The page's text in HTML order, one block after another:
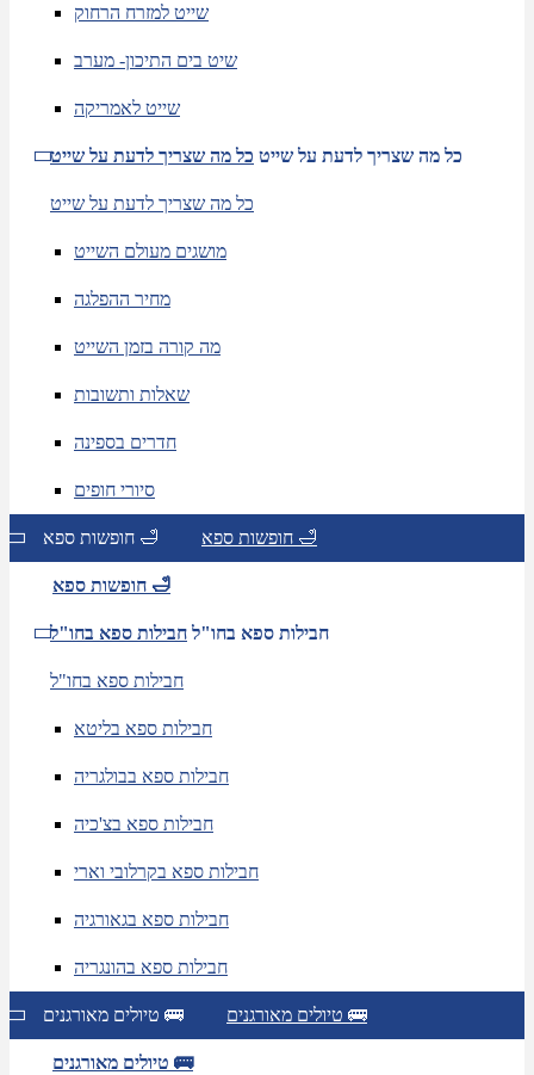
שייט למזרח הרחוק
שיט בים התיכון- מערב
שייט לאמריקה
כל מה שצריך לדעת על שייט כל מה שצריך לדעת על שייט
כל מה שצריך לדעת על שייט
מושגים מעולם השייט
מחיר ההפלגה
מה קורה בזמן השייט
שאלות ותשובות
חדרים בספינה
סיורי חופים
חופשות ספא 🛁 חופשות ספא 🛁
חופשות ספא 🛁
חבילות ספא בחו"ל חבילות ספא בחו"ל
חבילות ספא בחו"ל
חבילות ספא בליטא
חבילות ספא בבולגריה
חבילות ספא בצ'כיה
חבילות ספא בקרלובי וארי
חבילות ספא בגאורגיה
חבילות ספא בהונגריה
טיולים מאורגנים 🚌 טיולים מאורגנים 🚌
טיולים מאורגנים 🚌